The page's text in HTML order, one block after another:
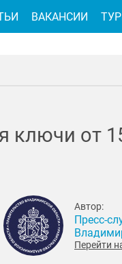
ключи от
Автор:
Пресс-
Перейти
ВАКАНСИИ